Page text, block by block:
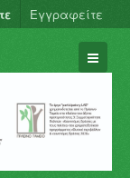
Εγγραφείτε